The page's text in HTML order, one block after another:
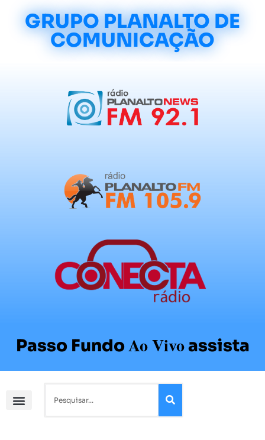
GRUPO PLANALTO DE
COMUNICAÇÃO
Passo FundoAo Vivoassista